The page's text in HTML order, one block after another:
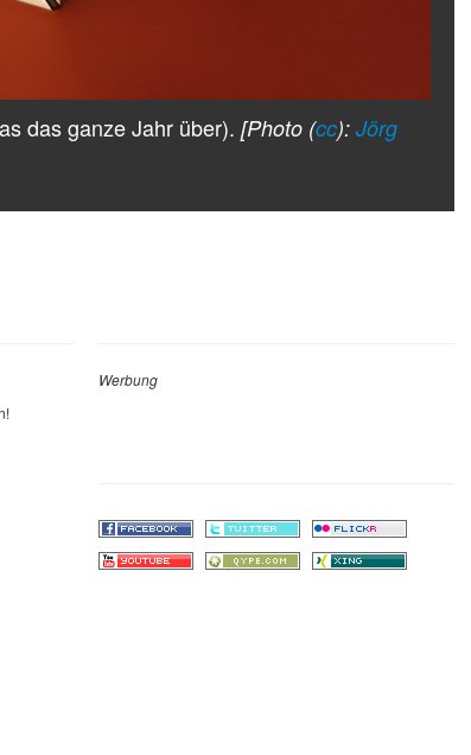
das ganze Jahr über). [Photo (cc): Jörg
Werbung